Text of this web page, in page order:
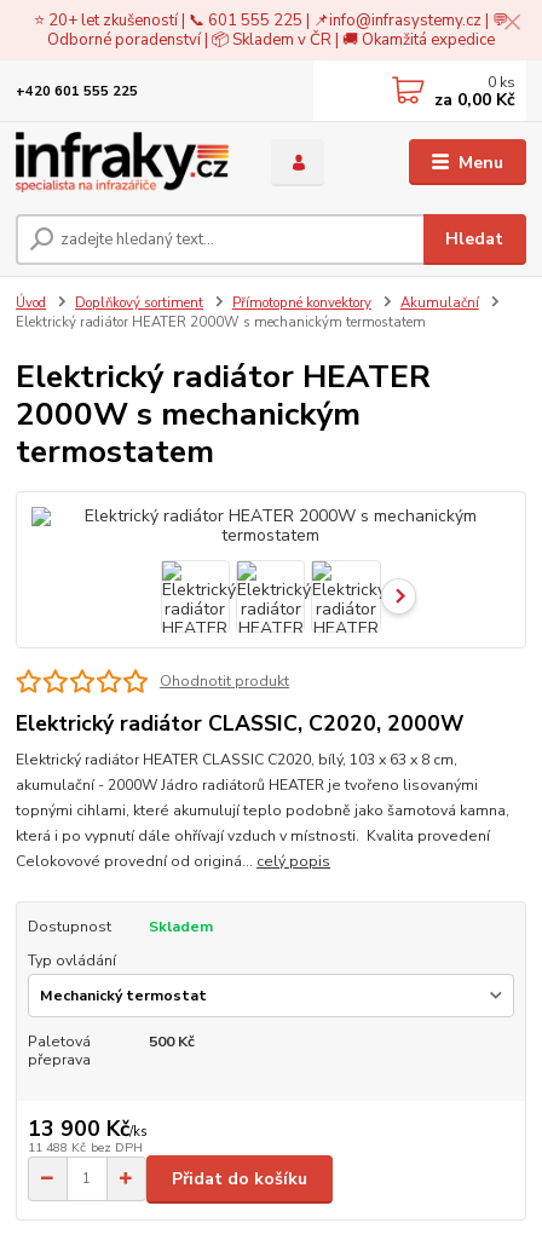
⭐ 20+ let zkušeností | 📞 601 555 225 | 📌info@infrasystemy.cz| 💬
Odborné poradenství | 📦 Skladem v ČR | 🚚 Okamžitá expedice
Menu
Hledat
+420 601 555 225 0 ks
za 0,00 Kč
Úvod Doplňkový sortiment Přímotopné konvektory
Akumulační
Elektrický radiátor HEATER 2000W s mechanickým termostatem
Elektrický radiátor HEATER
2000W s mechanickým
termostatem
Ohodnotit produkt
Elektrický radiátor CLASSIC, C2020, 2000W
Elektrický radiátor HEATER CLASSIC C2020, bílý, 103 x 63 x 8 cm,
akumulační - 2000W Jádro radiátorů HEATER je tvořeno lisovanými
topnými cihlami, které akumulují teplo podobně jako šamotová kamna,
která i po vypnutí dále ohřívají vzduch v místnosti. Kvalita provedení
Celokovové provední od originá... celý popis
Dostupnost
Skladem
Typ ovládání
Paletová
přeprava
500 Kč
13 900 Kč/ks
11 488 Kč bez DPH
Přidat do košíku